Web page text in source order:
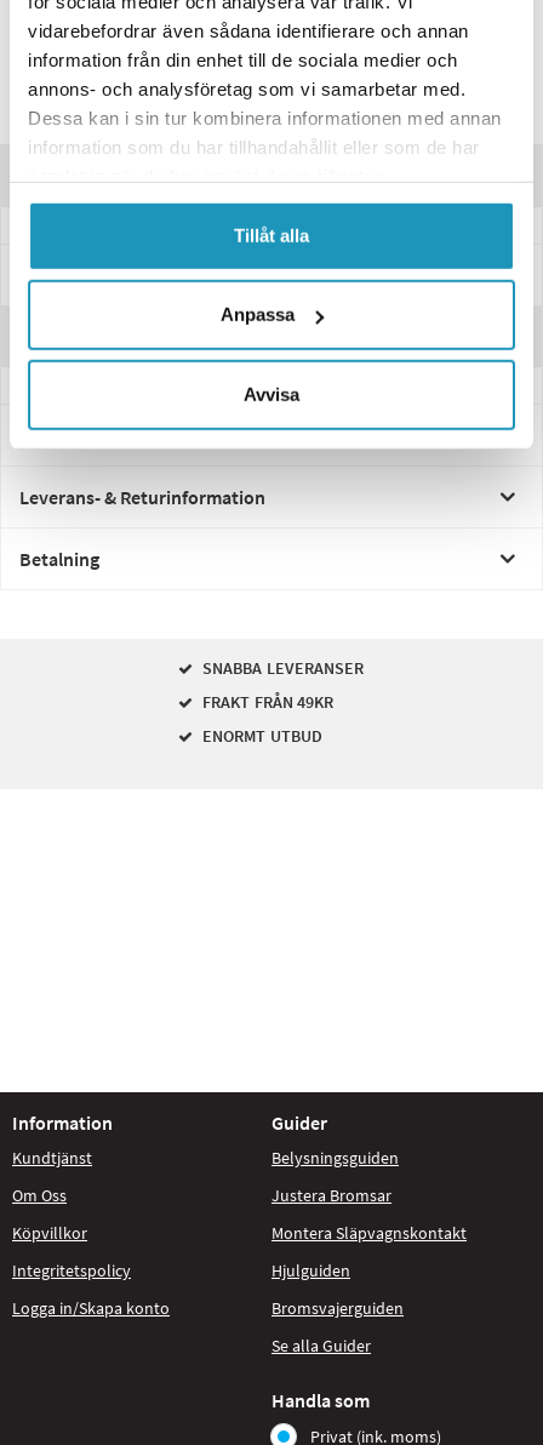
vidarebefordrar även sådana identifierare och annan
information från din enhet till de sociala medier och
annons- och analysföretag som vi samarbetar med.
Dessa kan i sin tur kombinera informationen med annan
information som du har tillhandahållit eller som de har
Tillåt alla
Anpassa
Avvisa
Leverans- & Returinformation
Spara produkt
Frågor om produkten?
Produktinformation
Specifikationer
Frågor och svar
Leverans- & Returinformation
Betalning
SNABBA LEVERANSER
FRAKT FRÅN 49KR
ENORMT UTBUD
Information
Kundtjänst
Om Oss
Köpvillkor
Integritetspolicy
Logga in/Skapa konto
Guider
Belysningsguiden
Justera Bromsar
Montera Släpvagnskontakt
Hjulguiden
Bromsvajerguiden
Se alla Guider
Handla som
Privat (ink. moms)